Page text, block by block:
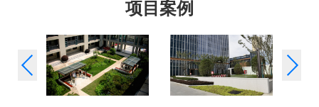
项目案例